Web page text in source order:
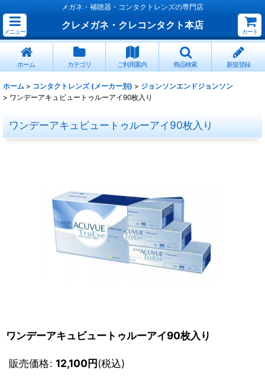
メガネ・補聴器・コンタクトレンズの専門店
メニュー
クレメガネ・クレコンタクト本店
カート
ホーム カテゴリ ご利用案内 商品検索 新規登録
ホーム > コンタクトレンズ (メーカー別) > ジョンソンエンドジョンソン
> ワンデーアキュビュートゥルーアイ90枚入り
ワンデーアキュビュートゥルーアイ90枚入り
ワンデーアキュビュートゥルーアイ90枚入り
販売価格: 12,100円(税込)